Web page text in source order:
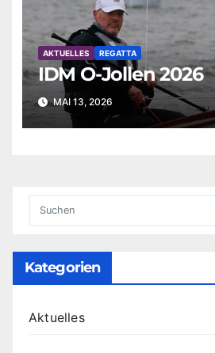
AKTUELLES REGATTA
IDM O-Jollen 2026
MAI 13, 2026
Kategorien
Aktuelles